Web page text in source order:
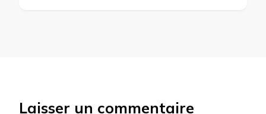
Laisser un commentaire